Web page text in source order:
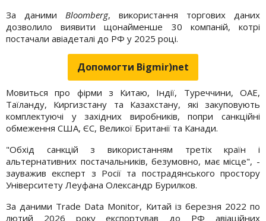
За даними Bloomberg, використання торгових даних
дозволило виявити щонайменше 30 компаній, котрі
постачали авіадеталі до РФ у 2025 році.
Допомогти Bigmir)net
Мовиться про фірми з Китаю, Індії, Туреччини, ОАЕ,
Таїланду, Киргизстану та Казахстану, які закуповують
комплектуючі у західних виробників, попри санкційні
обмеження США, ЄС, Великої Британії та Канади.
"Обхід санкцій з використанням третіх країн і
альтернативних постачальників, безумовно, має місце", -
зауважив експерт з Росії та пострадянського простору
Університету Леуфана Олександр Бурилков.
За даними Trade Data Monitor, Китай із березня 2022 по
лютий 2026 року експортував до РФ авіаційних